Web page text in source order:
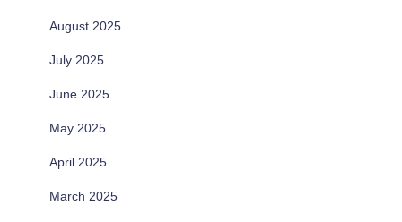
August 2025
July 2025
June 2025
May 2025
April 2025
March 2025